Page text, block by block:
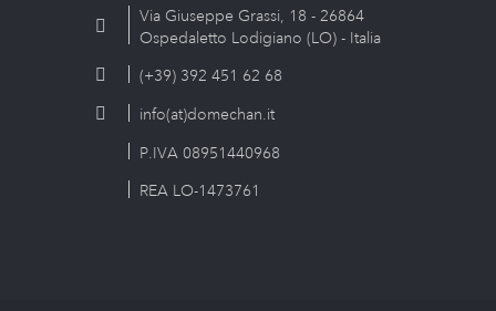
Via Giuseppe Grassi, 18 - 26864
Ospedaletto Lodigiano (LO) - Italia
(+39) 392 451 62 68
info(at)domechan.it
P.IVA 08951440968
REA LO-1473761